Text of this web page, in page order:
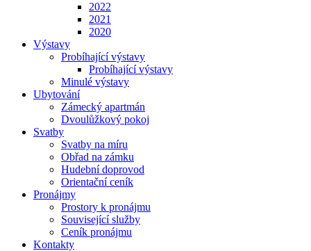
2022
2021
2020
Výstavy
Probíhající výstavy
Probíhající výstavy
Minulé výstavy
Ubytování
Zámecký apartmán
Dvoulůžkový pokoj
Svatby
Svatby na míru
Obřad na zámku
Hudební doprovod
Orientační ceník
Pronájmy
Prostory k pronájmu
Související služby
Ceník pronájmu
Kontakty